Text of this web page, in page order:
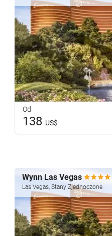
Od
138 US$
Wynn Las Vegas
Las Vegas, Stany Zjednoczone